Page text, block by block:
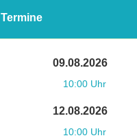
Termine
09.08.2026
10:00 Uhr
12.08.2026
10:00 Uhr